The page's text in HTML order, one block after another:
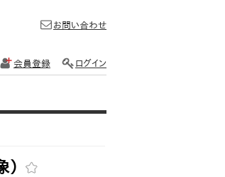
お問い合わせ
会員登録 ログイン